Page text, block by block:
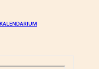
KALENDARIUM